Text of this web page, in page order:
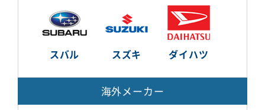
スバル スズキ ダイハツ
海外メーカー